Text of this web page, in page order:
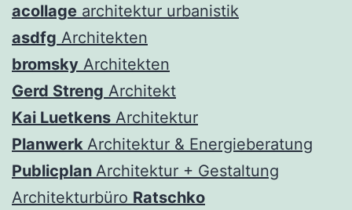
acollage architektur urbanistik
asdfg Architekten
bromsky Architekten
Gerd Streng Architekt
Kai Luetkens Architektur
Planwerk Architektur & Energieberatung
Publicplan Architektur + Gestaltung
Architekturbüro Ratschko